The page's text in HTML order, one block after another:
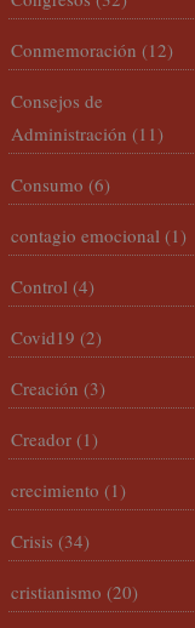
Conmemoración (12)
Consejos de
Administración (11)
Consumo (6)
contagio emocional (1)
Control (4)
Covid19 (2)
Creación (3)
Creador (1)
crecimiento (1)
Crisis (34)
cristianismo (20)